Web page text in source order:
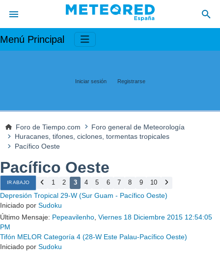
Menú Principal
Iniciar sesión Registrarse
Foro de Tiempo.com
Foro general de Meteorología
Huracanes, tifones, ciclones, tormentas tropicales
Pacífico Oeste
Pacífico Oeste
IR ABAJO 1 2 3 4 5 6 7 8 9 10
Depresión Tropical 29-W (Sur Guam - Pacífico Oeste)
Iniciado por Sudoku
Último Mensaje: Pepeavilenho Viernes 18 Diciembre 2015 12:54:05
PM
Tifón MELOR Categoría 4 (28-W Este Palau-Pacífico Oeste)
Iniciado por Sudoku